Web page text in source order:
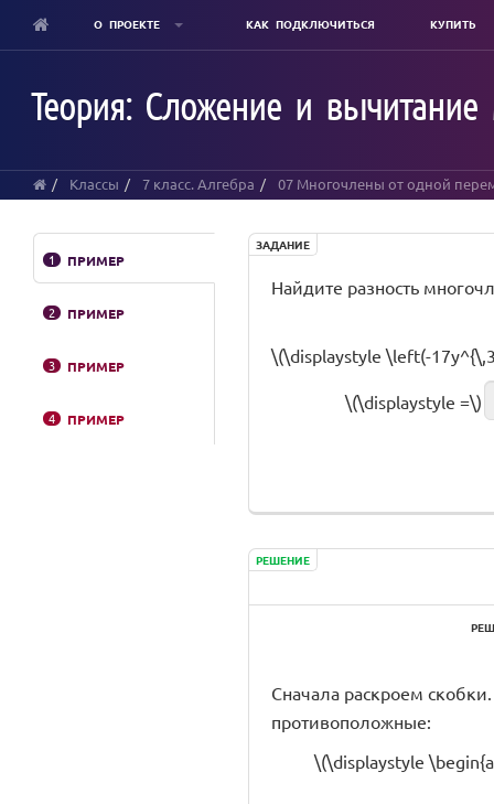
content
О ПРОЕКТЕ КАК ПОДКЛЮЧИТЬСЯ КУПИТЬ
Теория: Сложение и вычитание
Классы 7 класс. Алгебра 07 Многочлены от одной
1 ПРИМЕР
2 ПРИМЕР
3 ПРИМЕР
4 ПРИМЕР
ЗАДАНИЕ
Найдите разность
\(\displaystyle \left(-
\(\displaystyle =\)
РЕШЕНИЕ
Сначала раскроем
противоположные:
\(\displaystyle